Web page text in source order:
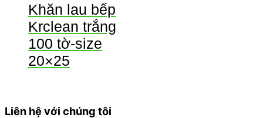
Khăn lau bếp
Krclean trắng
100 tờ-size
20×25
Liên hệ với chúng tôi